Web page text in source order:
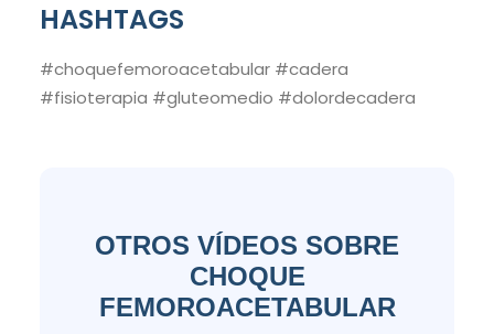
HASHTAGS
#choquefemoroacetabular #cadera
#fisioterapia #gluteomedio #dolordecadera
OTROS VÍDEOS SOBRE
CHOQUE
FEMOROACETABULAR